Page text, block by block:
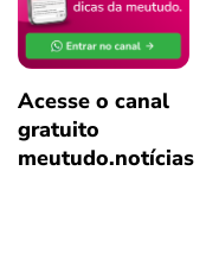
Acesse o canal
gratuito
meutudo.notícias